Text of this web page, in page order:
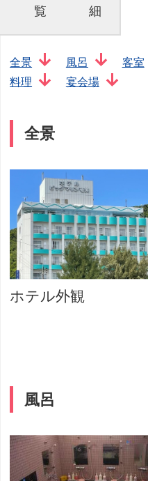
覧
細
全景 風呂 客室
料理
宴会場
全景
ホテル外観
風呂